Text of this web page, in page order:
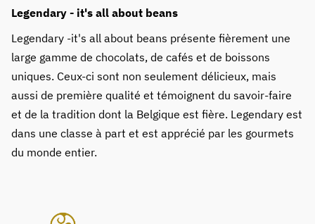
Legendary - it's all about beans
Legendary -it's all about beans présente fièrement une
large gamme de chocolats, de cafés et de boissons
uniques. Ceux-ci sont non seulement délicieux, mais
aussi de première qualité et témoignent du savoir-faire
et de la tradition dont la Belgique est fière. Legendary est
dans une classe à part et est apprécié par les gourmets
du monde entier.